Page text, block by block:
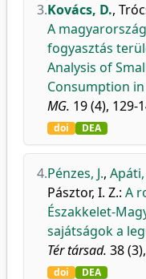
3.Kovács, D.,
A
fogyasztás
Analysis of
Consumption
MG. 19 (4), 129-
doi DEA
4.Pénzes, J.,
Pásztor, I. Z.: A
Északkelet-
sajátságok a
Tér társad. 38
doi DEA